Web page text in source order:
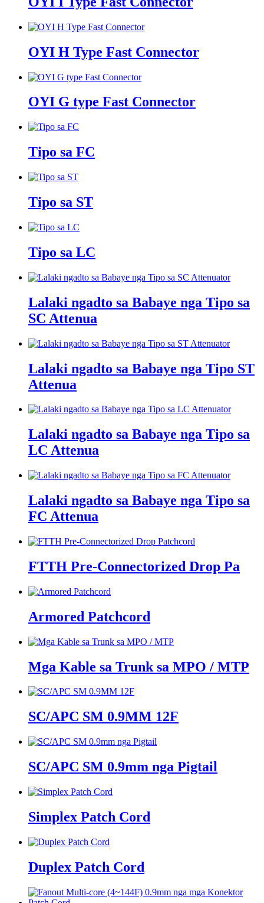
OYI H Type Fast Connector
OYI G type Fast Connector
Tipo sa FC
Tipo sa ST
Tipo sa LC
Lalaki ngadto sa Babaye nga Tipo sa
SC Attenua
Lalaki ngadto sa Babaye nga Tipo ST
Attenua
Lalaki ngadto sa Babaye nga Tipo sa
LC Attenua
Lalaki ngadto sa Babaye nga Tipo sa
FC Attenua
FTTH Pre-Connectorized Drop Pa
Armored Patchcord
Mga Kable sa Trunk sa MPO / MTP
SC/APC SM 0.9MM 12F
SC/APC SM 0.9mm nga Pigtail
Simplex Patch Cord
Duplex Patch Cord